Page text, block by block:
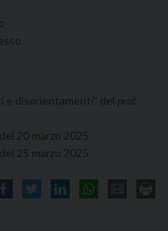
e disorientamenti” del prof.
20 marzo 2025
25 marzo 2025